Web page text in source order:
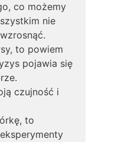
co możemy
nie
to powiem
pojawia się
czujność i
to